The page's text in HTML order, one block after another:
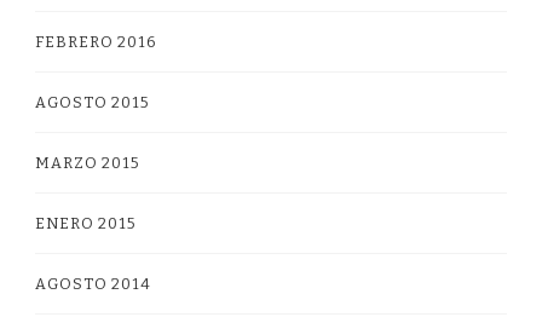
FEBRERO 2016
AGOSTO 2015
MARZO 2015
ENERO 2015
AGOSTO 2014